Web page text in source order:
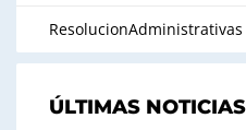
ResolucionAdministrativas
ÚLTIMAS NOTICIAS